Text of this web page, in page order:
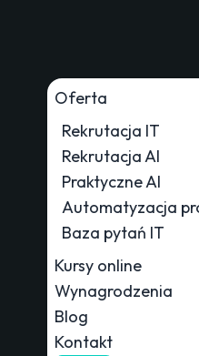
Oferta
Rekrutacja IT
Rekrutacja AI
Praktyczne AI
Automatyzacja
Baza pytań IT
Kursy online
Wynagrodzenia
Blog
Kontakt